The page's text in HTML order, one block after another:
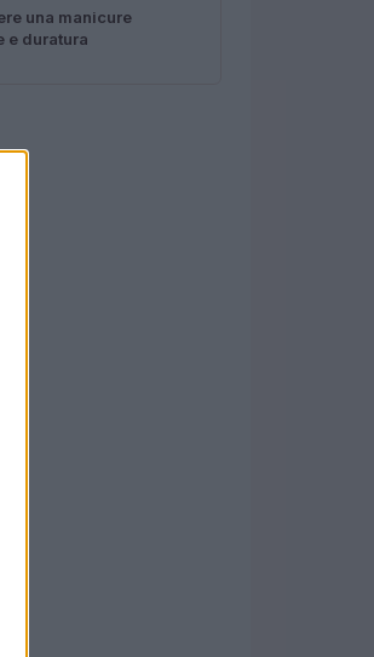
una manicure
e duratura